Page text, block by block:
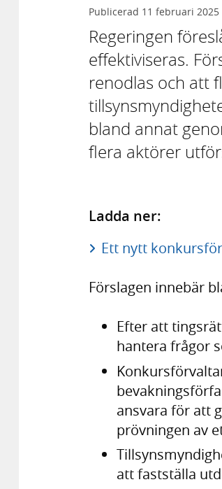
Publicerad 11 februari 2025
Regeringen
effektiviseras.
renodlas och att
bland annat
flera aktörer
Ladda ner:
Ett nytt
Förslagen innebär
Efter att
hantera frågor
ansvara för att
prövningen av
att fastställa